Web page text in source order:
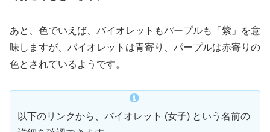
あと、色でいえば、バイオレットもパープルも「紫」を意
味しますが、バイオレットは青寄り、パープルは赤寄りの
色とされているようです。
以下のリンクから、バイオレット (女子) という名前の